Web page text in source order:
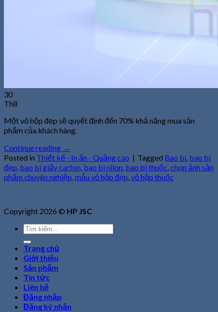
30
Th8
Một vỏ hộp đẹp sẽ quyết định đến 70% khả năng mua sản
phẩm của khách hàng.
Continue reading →
Posted in Thiết kế - In ấn - Quảng cáo | Tagged Bao bì, bao bì
đẹp, bao bì giấy carton, bao bì nilon, bao bì thuốc,chụp ảnh sản
phẩm chuyên nghiệp,mẫu vỏ hộp đẹp,vỏ hộp thuốc
Copyright 2026 © HP JSC
Tìm
kiếm:
Trang chủ
Giới thiệu
Sản phẩm
Tin tức
Liên hệ
Đăng nhập
Đăng ký nhận